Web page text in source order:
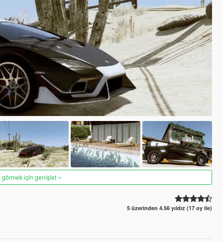
görmek için genişlet
5 üzerinden 4.56 yıldız (17 oy ile)